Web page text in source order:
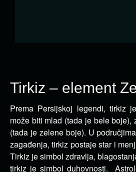
Tirkiz – element
Prema Persijskoj legendi, tirkiz
može biti mlad (tada je bele boje),
(tada je zelene boje). U
zagađenja, tirkiz postaje star i
Tirkiz je simbol zdravlja,
tirkiz je simbol duhovnosti.